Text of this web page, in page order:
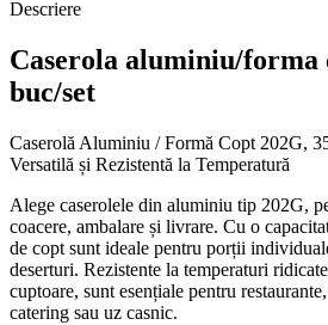
Descriere
Caserola aluminiu/forma
buc/set
Caserolă Aluminiu / Formă Copt 202G,
Versatilă și Rezistentă la Temperatură
Alege caserolele din aluminiu tip 202G,
coacere, ambalare și livrare. Cu o
de copt sunt ideale pentru porții
deserturi. Rezistente la temperaturi
cuptoare, sunt esențiale pentru
catering sau uz casnic.